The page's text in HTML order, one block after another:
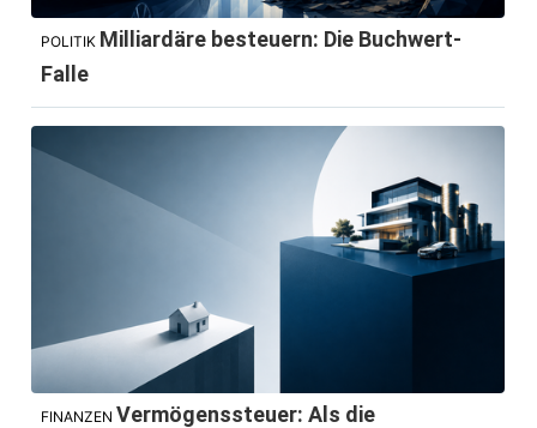
POLITIK Milliardäre besteuern: Die Buchwert-
Falle
FINANZEN Vermögenssteuer: Als die